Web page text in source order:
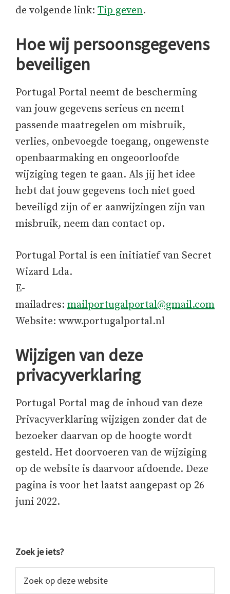
de volgende link: Tip geven.
Hoe wij persoonsgegevens
beveiligen
Portugal Portal neemt de bescherming
van jouw gegevens serieus en neemt
passende maatregelen om misbruik,
verlies, onbevoegde toegang, ongewenste
openbaarmaking en ongeoorloofde
wijziging tegen te gaan. Als jij het idee
hebt dat jouw gegevens toch niet goed
beveiligd zijn of er aanwijzingen zijn van
misbruik, neem dan contact op.
Portugal Portal is een initiatief van Secret
Wizard Lda.
E-
mailadres: mailportugalportal@gmail.com
Website: www.portugalportal.nl
Wijzigen van deze
privacyverklaring
Portugal Portal mag de inhoud van deze
Privacyverklaring wijzigen zonder dat de
bezoeker daarvan op de hoogte wordt
gesteld. Het doorvoeren van de wijziging
op de website is daarvoor afdoende. Deze
pagina is voor het laatst aangepast op 26
juni 2022.
Primaire
Sidebar
Zoek je iets?
op